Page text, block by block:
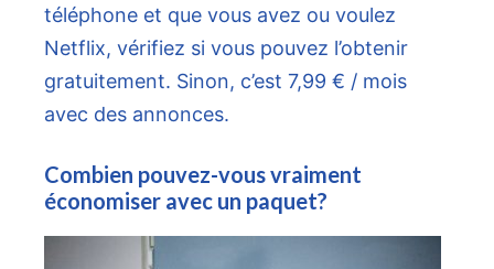
téléphone et que vous avez ou voulez
Netflix, vérifiez si vous pouvez l’obtenir
gratuitement. Sinon, c’est 7,99 € / mois
avec des annonces.
Combien pouvez-vous vraiment
économiser avec un paquet?